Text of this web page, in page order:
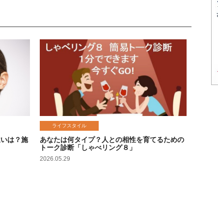
は？施
ライフスタイル
あなたは何タイプ？人との相性を育てるための
トーク診断「しゃべリング８」
2026.05.29